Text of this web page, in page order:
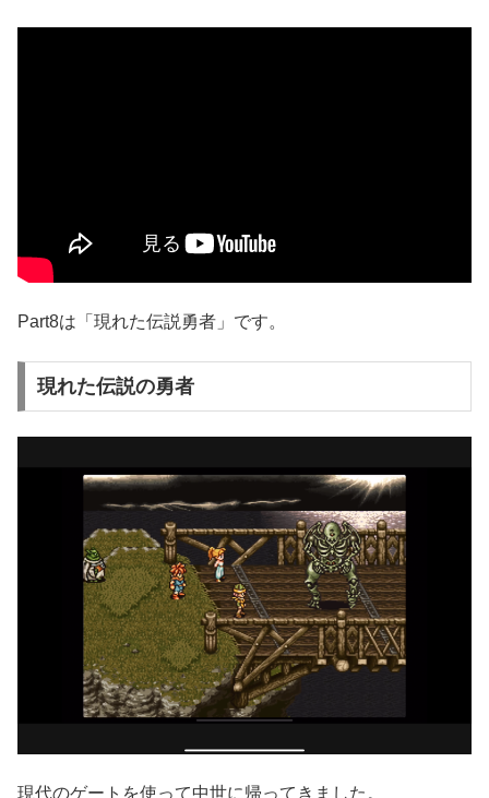
Part8は「現れた伝説勇者」です。
現れた伝説の勇者
現代のゲートを使って中世に帰ってきました。